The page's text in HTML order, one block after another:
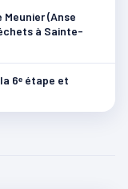
Meunier (Anse
à Sainte-
6ᵉ étape et